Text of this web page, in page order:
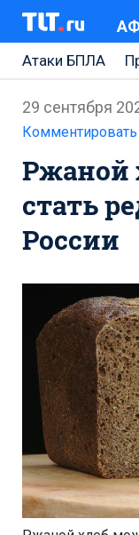
Атаки БПЛА
Ремонт
Ремонт
Набережная
Неделя Тольятти
29 сентября
Комментировать
Ржаной
стать
России